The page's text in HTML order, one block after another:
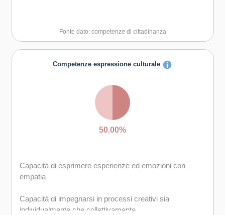
Fonte dato: competenze di cittadinanza
Competenze espressione culturale
50.00%
Capacità di esprimere esperienze ed emozioni con
empatia
Capacità di impegnarsi in processi creativi sia
individualmente che collettivamente